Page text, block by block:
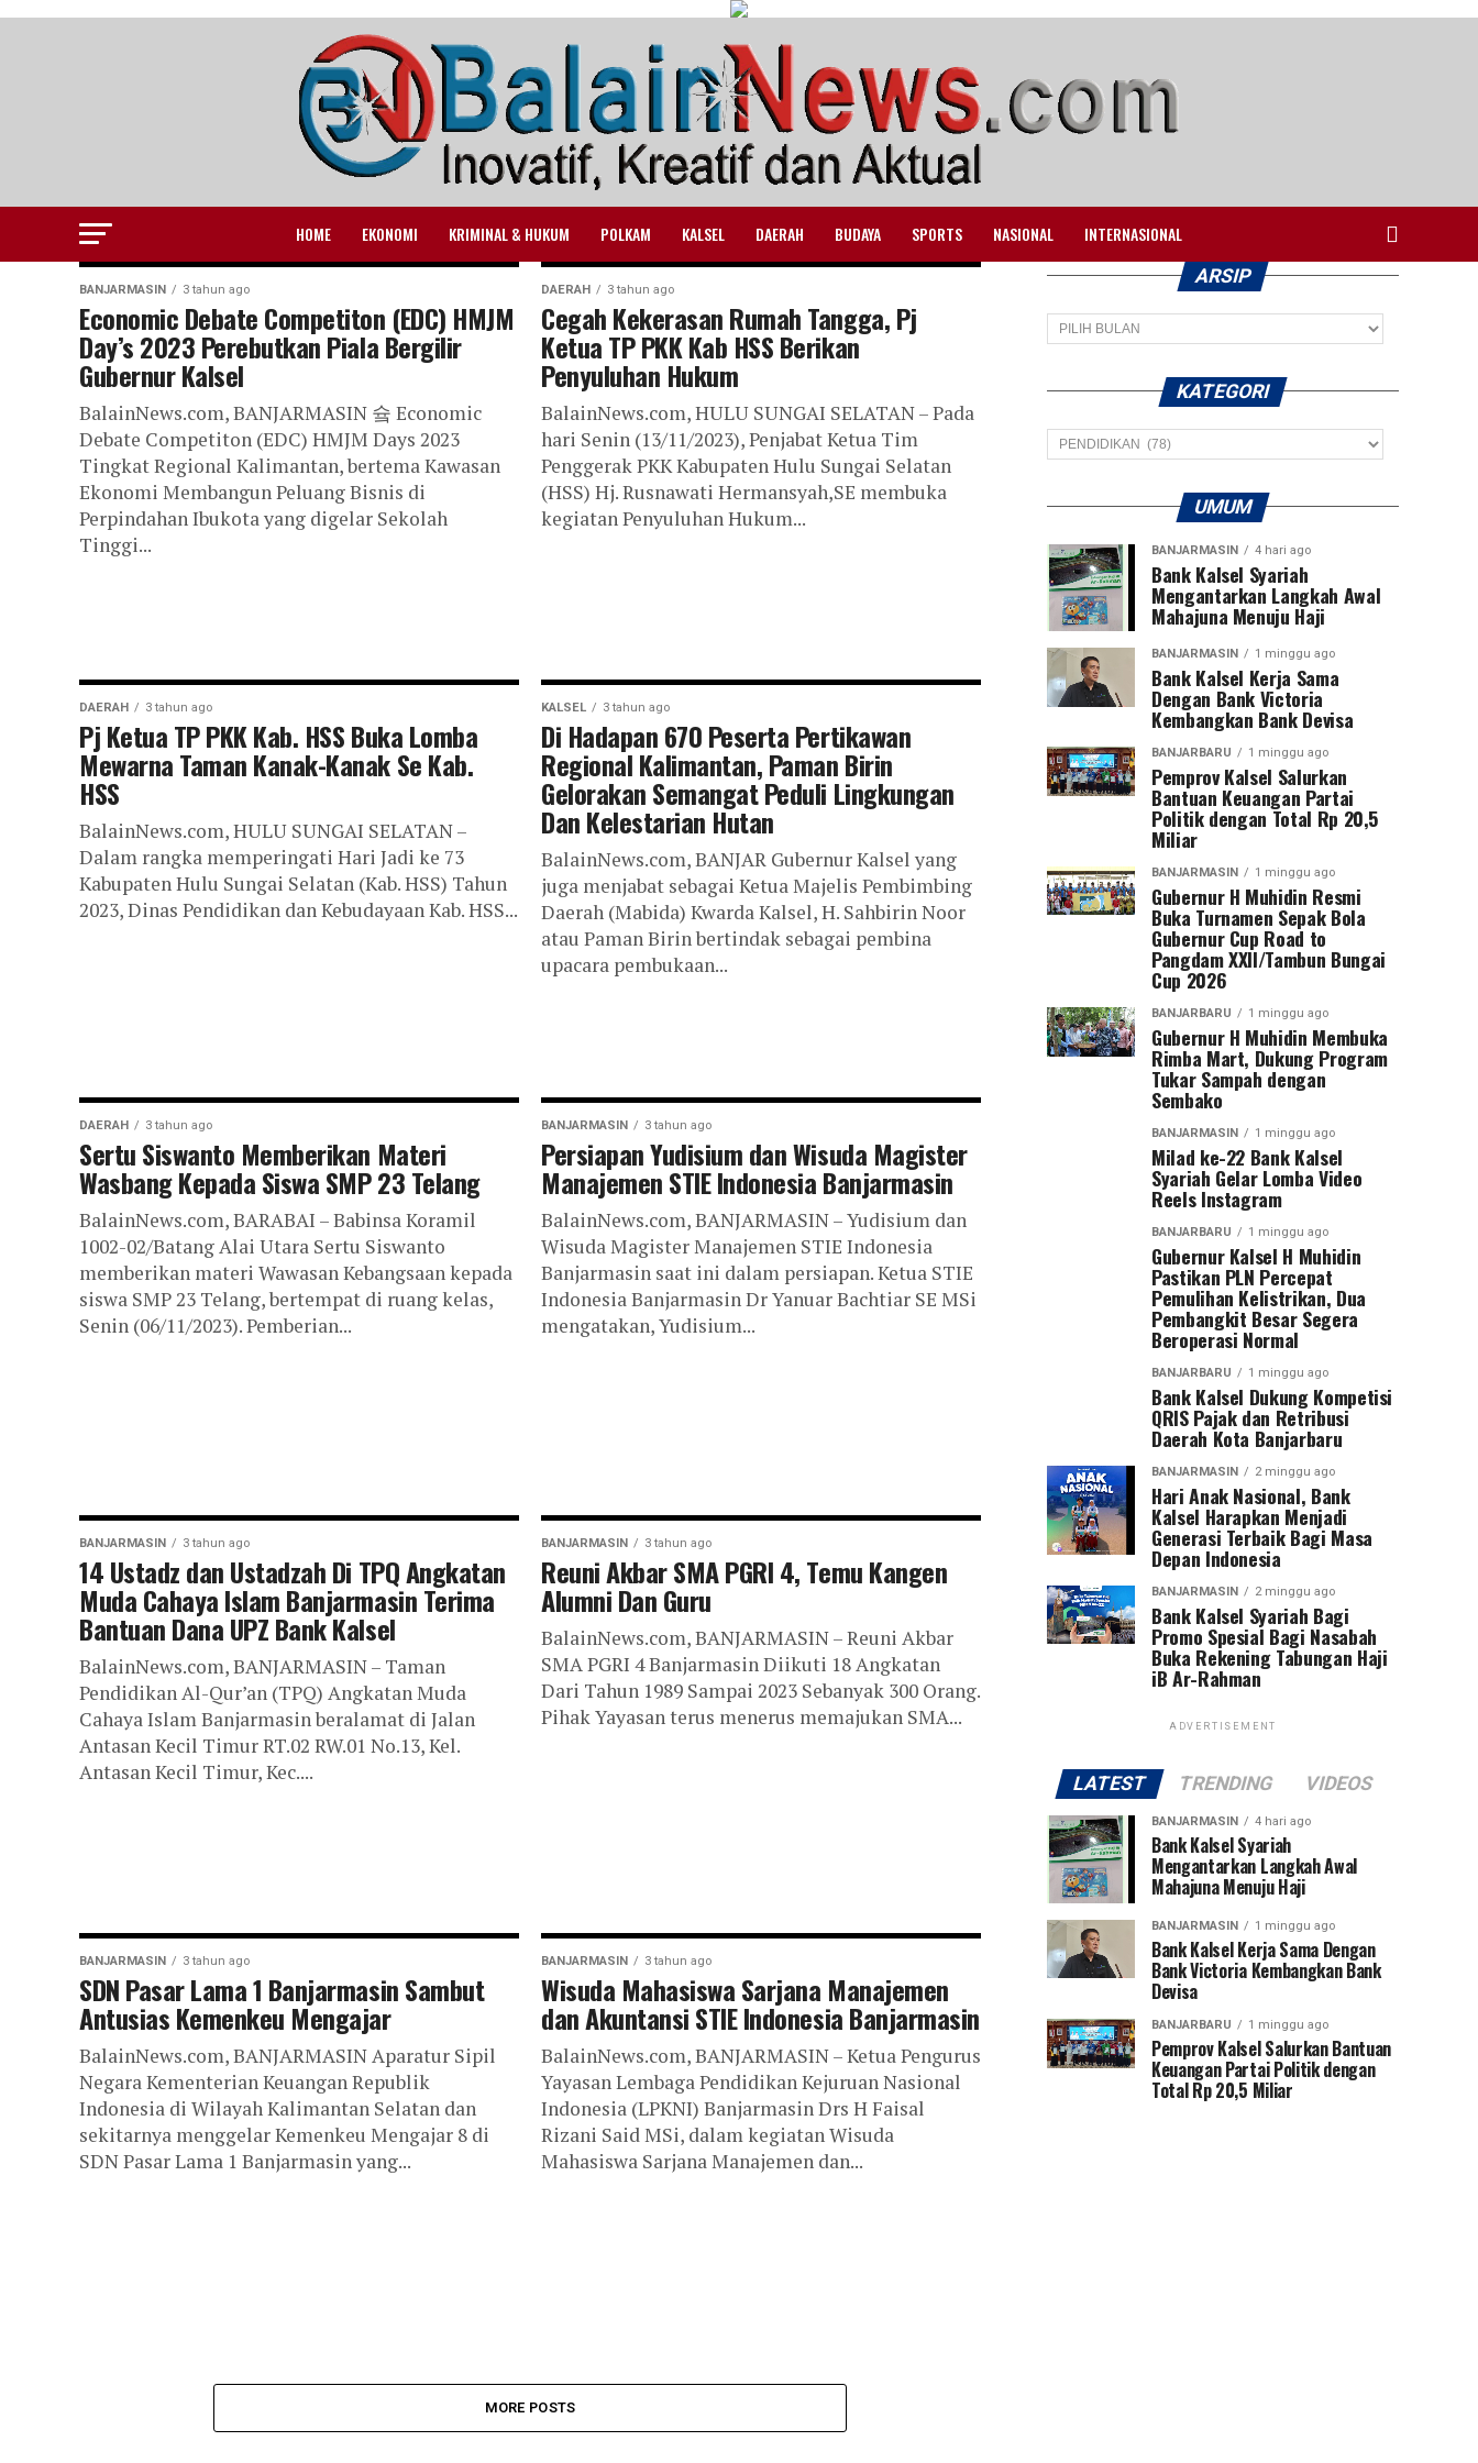
HOME EKONOMI KRIMINAL & HUKUM POLKAM KALSEL DAERAH BUDAYA SPORTS NASIONAL INTERNASIONAL
BANJARMASIN 3 tahun ago
Economic Debate Competiton (EDC) HMJM
Day’s 2023 Perebutkan Piala Bergilir
Gubernur Kalsel
BalainNews.com, BANJARMASIN 슠 Economic
Debate Competiton (EDC) HMJM Days 2023
Tingkat Regional Kalimantan, bertema Kawasan
Ekonomi Membangun Peluang Bisnis di
Perpindahan Ibukota yang digelar Sekolah
Tinggi...
DAERAH 3 tahun ago
Cegah Kekerasan Rumah Tangga, Pj
Ketua TP PKK Kab HSS Berikan
Penyuluhan Hukum
BalainNews.com, HULU SUNGAI SELATAN – Pada
hari Senin (13/11/2023), Penjabat Ketua Tim
Penggerak PKK Kabupaten Hulu Sungai Selatan
(HSS) Hj. Rusnawati Hermansyah,SE membuka
kegiatan Penyuluhan Hukum...
DAERAH 3 tahun ago
Pj Ketua TP PKK Kab. HSS Buka Lomba
Mewarna Taman Kanak-Kanak Se Kab.
HSS
BalainNews.com, HULU SUNGAI SELATAN –
Dalam rangka memperingati Hari Jadi ke 73
Kabupaten Hulu Sungai Selatan (Kab. HSS) Tahun
2023, Dinas Pendidikan dan Kebudayaan Kab. HSS...
KALSEL 3 tahun ago
Di Hadapan 670 Peserta Pertikawan
Regional Kalimantan, Paman Birin
Gelorakan Semangat Peduli Lingkungan
Dan Kelestarian Hutan
BalainNews.com, BANJAR Gubernur Kalsel yang
juga menjabat sebagai Ketua Majelis Pembimbing
Daerah (Mabida) Kwarda Kalsel, H. Sahbirin Noor
atau Paman Birin bertindak sebagai pembina
upacara pembukaan...
DAERAH 3 tahun ago
Sertu Siswanto Memberikan Materi
Wasbang Kepada Siswa SMP 23 Telang
BalainNews.com, BARABAI – Babinsa Koramil
1002-02/Batang Alai Utara Sertu Siswanto
memberikan materi Wawasan Kebangsaan kepada
siswa SMP 23 Telang, bertempat di ruang kelas,
Senin (06/11/2023). Pemberian...
BANJARMASIN 3 tahun ago
Persiapan Yudisium dan Wisuda Magister
Manajemen STIE Indonesia Banjarmasin
BalainNews.com, BANJARMASIN – Yudisium dan
Wisuda Magister Manajemen STIE Indonesia
Banjarmasin saat ini dalam persiapan. Ketua STIE
Indonesia Banjarmasin Dr Yanuar Bachtiar SE MSi
mengatakan, Yudisium...
BANJARMASIN 3 tahun ago
14 Ustadz dan Ustadzah Di TPQ Angkatan
Muda Cahaya Islam Banjarmasin Terima
Bantuan Dana UPZ Bank Kalsel
BalainNews.com, BANJARMASIN – Taman
Pendidikan Al-Qur’an (TPQ) Angkatan Muda
Cahaya Islam Banjarmasin beralamat di Jalan
Antasan Kecil Timur RT.02 RW.01 No.13, Kel.
Antasan Kecil Timur, Kec....
BANJARMASIN 3 tahun ago
Reuni Akbar SMA PGRI 4, Temu Kangen
Alumni Dan Guru
BalainNews.com, BANJARMASIN – Reuni Akbar
SMA PGRI 4 Banjarmasin Diikuti 18 Angkatan
Dari Tahun 1989 Sampai 2023 Sebanyak 300 Orang.
Pihak Yayasan terus menerus memajukan SMA...
BANJARMASIN 3 tahun ago
SDN Pasar Lama 1 Banjarmasin Sambut
Antusias Kemenkeu Mengajar
BalainNews.com, BANJARMASIN Aparatur Sipil
Negara Kementerian Keuangan Republik
Indonesia di Wilayah Kalimantan Selatan dan
sekitarnya menggelar Kemenkeu Mengajar 8 di
SDN Pasar Lama 1 Banjarmasin yang...
BANJARMASIN 3 tahun ago
Wisuda Mahasiswa Sarjana Manajemen
dan Akuntansi STIE Indonesia Banjarmasin
BalainNews.com, BANJARMASIN – Ketua Pengurus
Yayasan Lembaga Pendidikan Kejuruan Nasional
Indonesia (LPKNI) Banjarmasin Drs H Faisal
Rizani Said MSi, dalam kegiatan Wisuda
Mahasiswa Sarjana Manajemen dan...
MORE POSTS
ARSIP
Arsip
KATEGORI
Kategori
UMUM
BANJARMASIN 4 hari ago
Bank Kalsel Syariah
Mengantarkan Langkah Awal
Mahajuna Menuju Haji
BANJARMASIN 1 minggu ago
Bank Kalsel Kerja Sama
Dengan Bank Victoria
Kembangkan Bank Devisa
BANJARBARU 1 minggu ago
Pemprov Kalsel Salurkan
Bantuan Keuangan Partai
Politik dengan Total Rp 20,5
Miliar
BANJARMASIN 1 minggu ago
Gubernur H Muhidin Resmi
Buka Turnamen Sepak Bola
Gubernur Cup Road to
Pangdam XXII/Tambun Bungai
Cup 2026
BANJARBARU 1 minggu ago
Gubernur H Muhidin Membuka
Rimba Mart, Dukung Program
Tukar Sampah dengan
Sembako
BANJARMASIN 1 minggu ago
Milad ke-22 Bank Kalsel
Syariah Gelar Lomba Video
Reels Instagram
BANJARBARU 1 minggu ago
Gubernur Kalsel H Muhidin
Pastikan PLN Percepat
Pemulihan Kelistrikan, Dua
Pembangkit Besar Segera
Beroperasi Normal
BANJARBARU 1 minggu ago
Bank Kalsel Dukung Kompetisi
QRIS Pajak dan Retribusi
Daerah Kota Banjarbaru
BANJARMASIN 2 minggu ago
Hari Anak Nasional, Bank
Kalsel Harapkan Menjadi
Generasi Terbaik Bagi Masa
Depan Indonesia
BANJARMASIN 2 minggu ago
Bank Kalsel Syariah Bagi
Promo Spesial Bagi Nasabah
Buka Rekening Tabungan Haji
iB Ar-Rahman
ADVERTISEMENT
LATEST TRENDING VIDEOS
BANJARMASIN 4 hari ago
Bank Kalsel Syariah
Mengantarkan Langkah Awal
Mahajuna Menuju Haji
BANJARMASIN 1 minggu ago
Bank Kalsel Kerja Sama Dengan
Bank Victoria Kembangkan Bank
Devisa
BANJARBARU 1 minggu ago
Pemprov Kalsel Salurkan Bantuan
Keuangan Partai Politik dengan
Total Rp 20,5 Miliar